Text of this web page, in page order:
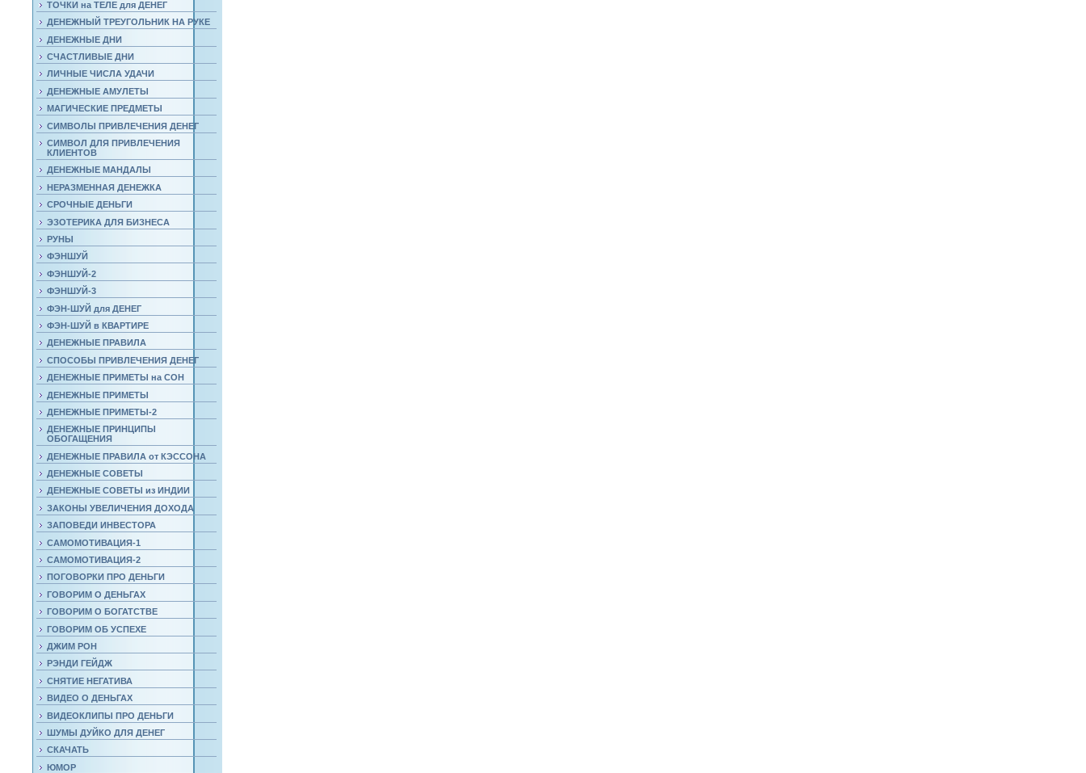
ТОЧКИ на ТЕЛЕ для ДЕНЕГ
ДЕНЕЖНЫЙ ТРЕУГОЛЬНИК НА РУКЕ
ДЕНЕЖНЫЕ ДНИ
СЧАСТЛИВЫЕ ДНИ
ЛИЧНЫЕ ЧИСЛА УДАЧИ
ДЕНЕЖНЫЕ АМУЛЕТЫ
МАГИЧЕСКИЕ ПРЕДМЕТЫ
СИМВОЛЫ ПРИВЛЕЧЕНИЯ ДЕНЕГ
СИМВОЛ ДЛЯ ПРИВЛЕЧЕНИЯ
КЛИЕНТОВ
ДЕНЕЖНЫЕ МАНДАЛЫ
НЕРАЗМЕННАЯ ДЕНЕЖКА
СРОЧНЫЕ ДЕНЬГИ
ЭЗОТЕРИКА ДЛЯ БИЗНЕСА
РУНЫ
ФЭНШУЙ
ФЭНШУЙ-2
ФЭНШУЙ-3
ФЭН-ШУЙ для ДЕНЕГ
ФЭН-ШУЙ в КВАРТИРЕ
ДЕНЕЖНЫЕ ПРАВИЛА
СПОСОБЫ ПРИВЛЕЧЕНИЯ ДЕНЕГ
ДЕНЕЖНЫЕ ПРИМЕТЫ на СОН
ДЕНЕЖНЫЕ ПРИМЕТЫ
ДЕНЕЖНЫЕ ПРИМЕТЫ-2
ДЕНЕЖНЫЕ ПРИНЦИПЫ
ОБОГАЩЕНИЯ
ДЕНЕЖНЫЕ ПРАВИЛА от КЭССОНА
ДЕНЕЖНЫЕ СОВЕТЫ
ДЕНЕЖНЫЕ СОВЕТЫ из ИНДИИ
ЗАКОНЫ УВЕЛИЧЕНИЯ ДОХОДА
ЗАПОВЕДИ ИНВЕСТОРА
САМОМОТИВАЦИЯ-1
САМОМОТИВАЦИЯ-2
ПОГОВОРКИ ПРО ДЕНЬГИ
ГОВОРИМ О ДЕНЬГАХ
ГОВОРИМ О БОГАТСТВЕ
ГОВОРИМ ОБ УСПЕХЕ
ДЖИМ РОН
РЭНДИ ГЕЙДЖ
СНЯТИЕ НЕГАТИВА
ВИДЕО О ДЕНЬГАХ
ВИДЕОКЛИПЫ ПРО ДЕНЬГИ
ШУМЫ ДУЙКО ДЛЯ ДЕНЕГ
СКАЧАТЬ
ЮМОР